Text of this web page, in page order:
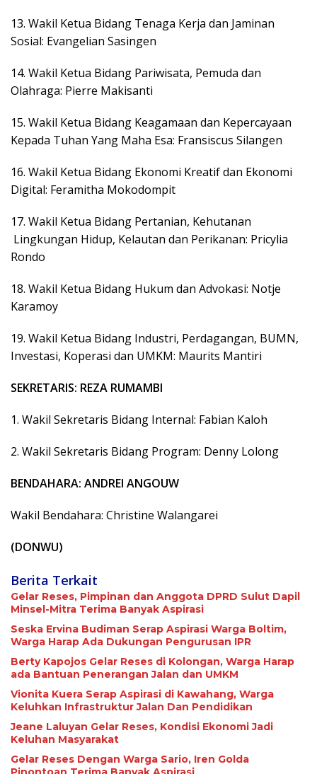
13. ​Wakil Ketua Bidang Tenaga Kerja dan Jaminan
Sosial: Evangelian Sasingen
14. ​Wakil Ketua Bidang Pariwisata, Pemuda dan
Olahraga: Pierre Makisanti
15. ​Wakil Ketua Bidang Keagamaan dan Kepercayaan
Kepada Tuhan Yang Maha Esa: Fransiscus Silangen
16. ​Wakil Ketua Bidang Ekonomi Kreatif dan Ekonomi
Digital: Feramitha Mokodompit
17. Wakil Ketua Bidang Pertanian, Kehutanan
Lingkungan Hidup, Kelautan dan Perikanan: Pricylia
Rondo
18. ​Wakil Ketua Bidang Hukum dan Advokasi: Notje
Karamoy
19. Wakil Ketua Bidang Industri, Perdagangan, BUMN,
Investasi, Koperasi dan UMKM: Maurits Mantiri
SEKRETARIS: REZA RUMAMBI
1. ​Wakil Sekretaris Bidang Internal: Fabian Kaloh
2. ​Wakil Sekretaris Bidang Program: Denny Lolong
BENDAHARA: ANDREI ANGOUW
Wakil Bendahara: Christine Walangarei
(DONWU)
Berita Terkait
Gelar Reses, Pimpinan dan Anggota DPRD Sulut Dapil
Minsel-Mitra Terima Banyak Aspirasi
Seska Ervina Budiman Serap Aspirasi Warga Boltim,
Warga Harap Ada Dukungan Pengurusan IPR
Berty Kapojos Gelar Reses di Kolongan, Warga Harap
ada Bantuan Penerangan Jalan dan UMKM
Vionita Kuera Serap Aspirasi di Kawahang, Warga
Keluhkan Infrastruktur Jalan Dan Pendidikan
Jeane Laluyan Gelar Reses, Kondisi Ekonomi Jadi
Keluhan Masyarakat
Gelar Reses Dengan Warga Sario, Iren Golda